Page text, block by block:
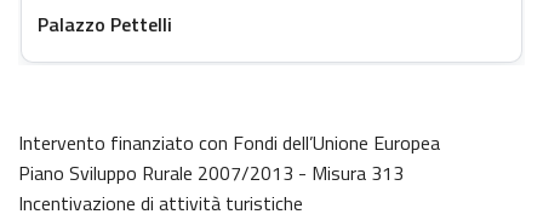
Palazzo Pettelli
Intervento finanziato con Fondi dell’Unione Europea
Piano Sviluppo Rurale 2007/2013 - Misura 313
Incentivazione di attività turistiche